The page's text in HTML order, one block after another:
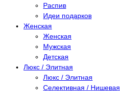
Распив
Идеи подарков
Женская
Женская
Мужская
Детская
Люкс / Элитная
Люкс / Элитная
Селективная / Нишевая